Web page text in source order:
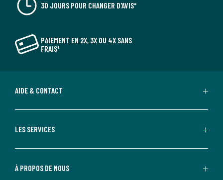
30 JOURS POUR CHANGER D'AVIS*
PAIEMENT EN 2X, 3X OU 4X SANS
FRAIS*
AIDE & CONTACT
LES SERVICES
À PROPOS DE NOUS